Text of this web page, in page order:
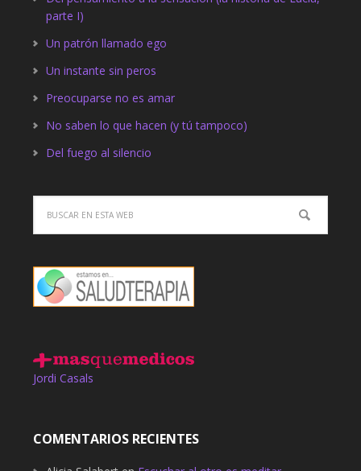
parte I)
Un patrón llamado ego
Un instante sin peros
Preocuparse no es amar
No saben lo que hacen (y tú tampoco)
Del fuego al silencio
Jordi Casals
COMENTARIOS RECIENTES